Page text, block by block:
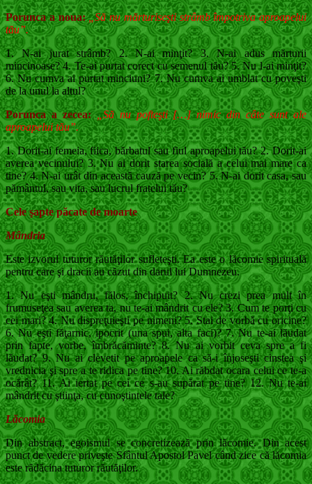
Porunca a noua: „Să nu mărturiseşti strâmb împotriva aproapelui
tău”.
1. N-ai jurat strâmb? 2. N-ai minţit? 3. N-ai adus mărturii
mincinoase? 4. Te-ai purtat corect cu semenul tău? 5. Nu l-ai minţit?
6. Nu cumva ai purtat minciuni? 7. Nu cumva ai umblat cu poveşti
de la unul la altul?
Porunca a zecea: „Să nu pofteşti […] nimic din câte sunt ale
aproapelui tău”.
1. Dorit-ai femeia, fiica, bărbatul sau fiul aproa­pelui tău? 2. Dorit-ai
averea vecinului? 3. Nu ai dorit starea socială a celui mai mare ca
tine? 4. N-ai urât din această cauză pe vecin? 5. N-ai dorit casa, sau
pământul, sau vita, sau lucrul fratelui tău?
Cele şapte păcate de moarte
Mândria
Este izvorul tuturor răutăţilor sufleteşti. Ea este o lăcomie spirituală
pentru care şi dracii au căzut din darul lui Dumnezeu.
1. Nu eşti mândru, fălos, închipuit? 2. Nu crezi prea mult în
frumuseţea sau averea ta, nu te-ai mândrit cu ele? 3. Cum te porţi cu
cei mari? 4. Nu dispreţuieşti pe nimeni? 5. Stai de vorbă cu oricine?
6. Nu eşti făţarnic, ipocrit (una spui, alta faci)? 7. Nu te-ai lăudat
prin fapte, vorbe, îmbrăcă­minte? 8. Nu ai vorbit ceva spre a fi
lăudat? 9. Nu ai clevetit pe aproapele ca să-i înjoseşti cinstea şi
vrednicia şi spre a te ridica pe tine? 10. Ai răbdat ocara celui ce te-a
ocărât? 11. Ai iertat pe cei ce s-au supărat pe tine? 12. Nu te-ai
mândrit cu ştiinţa, cu cunoştintele tale?
Lăcomia
Din abstract, egoismul se concretizează prin lăcomie. Din acest
punct de vedere priveşte Sfântul Apostol Pavel când zice că lăcomia
es­te rădăcina tuturor răutăţilor.